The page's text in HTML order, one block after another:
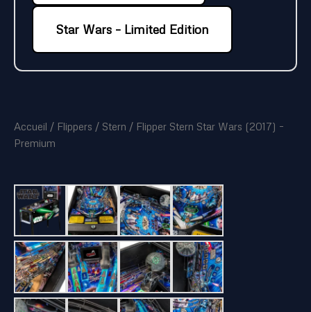
Star Wars – Limited Edition
Accueil / Flippers / Stern / Flipper Stern Star Wars (2017) –
Premium